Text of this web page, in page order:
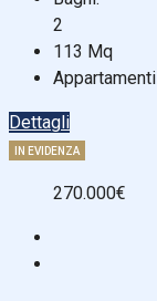
2
113 Mq
Appartamenti
Dettagli
IN EVIDENZA
270.000€